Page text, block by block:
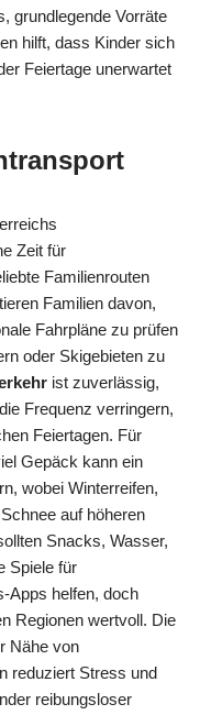
grundlegende Vorräte
hilft, dass Kinder sich
Feiertage unerwartet
Zeit für
Familienrouten
Familien davon,
Fahrpläne zu prüfen
oder Skigebieten zu
ist zuverlässig,
Frequenz verringern,
Feiertagen. Für
Gepäck kann ein
wobei Winterreifen,
auf höheren
Snacks, Wasser,
Spiele für
Apps helfen, doch
Regionen wertvoll. Die
Nähe von
reduziert Stress und
reibungsloser